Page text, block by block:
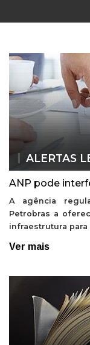
ALERTAS
ANP pode
A agência
Petrobras a
infraestrutura para
Ver mais